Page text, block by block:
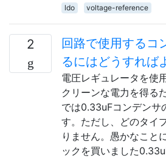
ldo
voltage-reference
2
回路で使用するコ
るにはどうすれば
電圧レギュレータを使
クリーンな電力を得る
では0.33uFコンデンサ
す。ただし、どのタイ
りません。愚かなこと
ックを買いました